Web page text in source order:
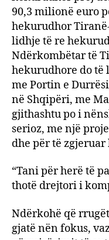
90,3 milionë euro
hekurudhor
lidhje të re
Ndërkombëtar të
hekurudhore do të
me Portin e
në Shqipëri, me
gjithashtu po i
serioz, me një
dhe për të
“Tani për herë të
thotë drejtori i
Ndërkohë që
gjatë nën fokus,